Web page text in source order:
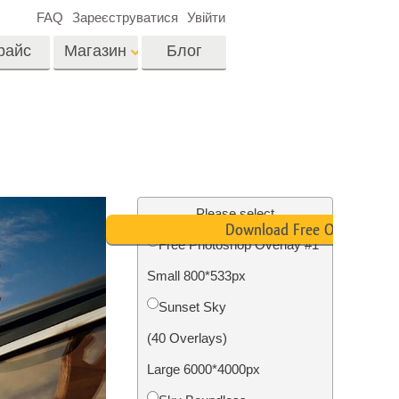
фотографій нерухомості
Реставрація фото
Магазин
Професійні відео
оверлейси
Блог
FAQ Зареєструватися Увійти
Please select
Free Photoshop Overlay #1
Small 800*533px
Sunset Sky
(40 Overlays)
Large 6000*4000px
Download Free Overlay